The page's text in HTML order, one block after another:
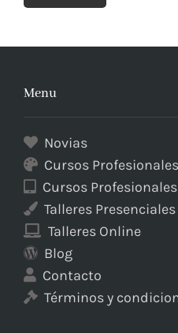
Menu
Novias
Cursos
Cursos
Talleres Presenciales
Talleres Online
Blog
Contacto
Términos y